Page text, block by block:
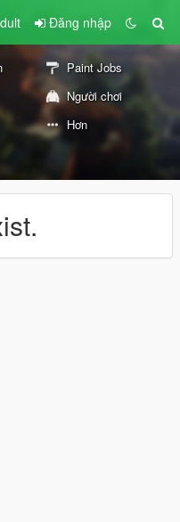
Đăng nhập
Paint Jobs
Người chơi
Hơn